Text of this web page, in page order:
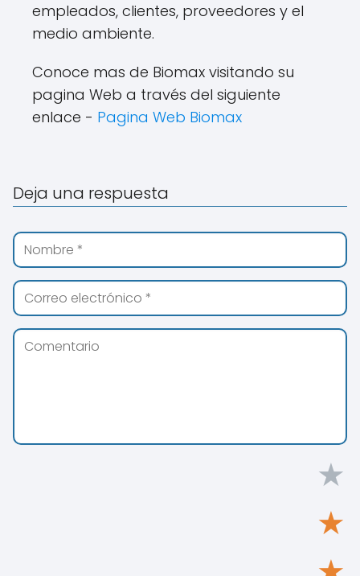
empleados, clientes, proveedores y el
medio ambiente.
Conoce mas de Biomax visitando su
pagina Web a través del siguiente
enlace - Pagina Web Biomax
Deja una respuesta
★
★